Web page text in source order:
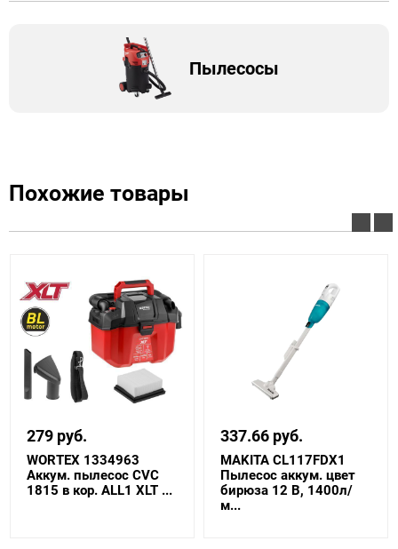
Пылесосы
Похожие товары
279 руб.
WORTEX 1334963
Аккум. пылесос CVC
1815 в кор. ALL1 XLT ...
337.66 руб.
MAKITA CL117FDX1
Пылесос аккум. цвет
бирюза 12 В, 1400л/
м...